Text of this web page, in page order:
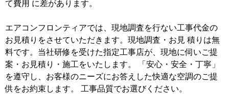
て費用 に差があります。
エアコンフロンティアでは、現地調査を行ない工事代金の
お見積りをさせていただきます。現地調査・お見 積りは無
料です。当社研修を受けた指定工事店が、現地に伺いご提
案・お見積り・施工をいたします。 「安心・安全・丁寧」
を遵守し、お客様のニーズにお答えした快適な空調のご提
供をお約束します。 工事品質でお選びください。